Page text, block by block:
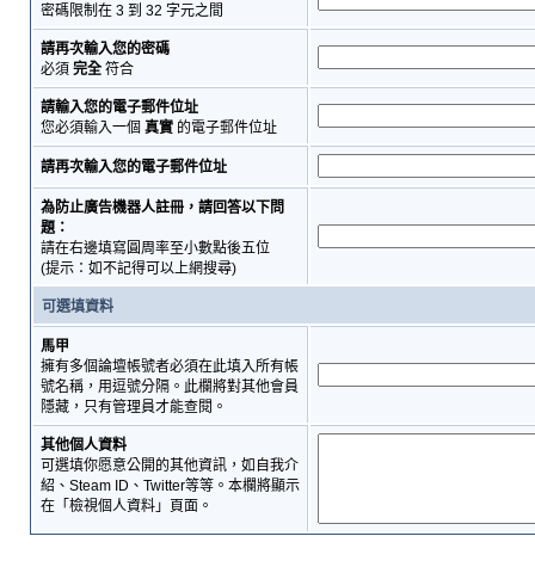
密碼限制在 3 到 32 字元之間
請再次輸入您的密碼
必須 完全符合
請輸入您的電子郵件位址
您必須輸入一個 真實的電子郵件位址
請再次輸入您的電子郵件位址
為防止廣告機器人註冊，請回答以下問
題：
請在右邊填寫圓周率至小數點後五位
(提示：如不記得可以上網搜尋)
可選填資料
馬甲
擁有多個論壇帳號者必須在此填入所有帳
號名稱，用逗號分隔。此欄將對其他會員
隱藏，只有管理員才能查閱。
其他個人資料
可選填你愿意公開的其他資訊，如自我介
紹、Steam ID、Twitter等等。本欄將顯示
在「檢視個人資料」頁面。